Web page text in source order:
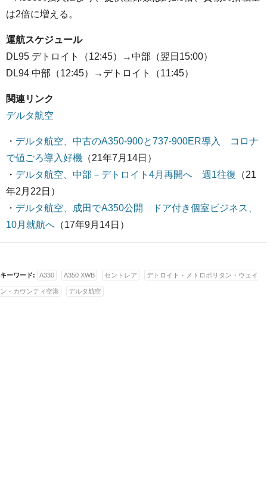
は2倍に増える。
運航スケジュール
DL95 デトロイト（12:45）→中部（翌日15:00）
DL94 中部（12:45）→デトロイト（11:45）
関連リンク
デルタ航空
・ デルタ航空、中古のA350-900と737-900ER導入 コロナ
で値ごろ導入好機 （21年7月14日）
・ デルタ航空、中部－デトロイト4月再開へ 週1往復 （21
年2月22日）
・ デルタ航空、成田でA350公開 ドア付き個室ビジネス、
10月就航へ （17年9月14日）
キーワード: A330 A350 XWB セントレア デトロイト・メトロポリタン・ウェイ
ン・カウンティ空港 デルタ航空